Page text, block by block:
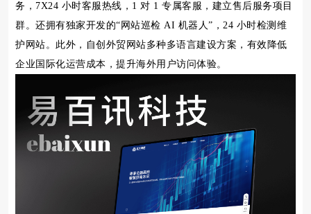
务，7X24 小时客服热线，1 对 1 专属客服，建立售后服务项目
群。还拥有独家开发的“网站巡检 AI 机器人”，24 小时检测维
护网站。此外，自创外贸网站多种多语言建设方案，有效降低
企业国际化运营成本，提升海外用户访问体验。